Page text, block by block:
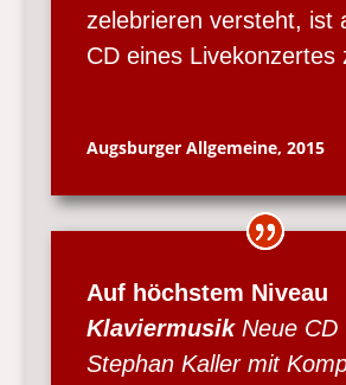
zelebrieren versteht, ist
CD eines Livekonzertes
Augsburger Allgemeine, 2015
Auf höchstem Niveau
KlaviermusikNeue CD
Stephan Kaller mit